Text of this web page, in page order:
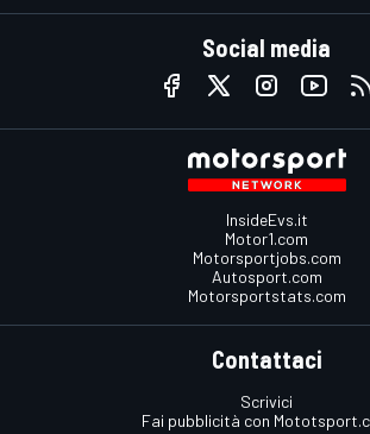
Social media
InsideEvs.it
Motor1.com
Motorsportjobs.com
Autosport.com
Motorsportstats.com
Contattaci
Scrivici
Fai pubblicità con